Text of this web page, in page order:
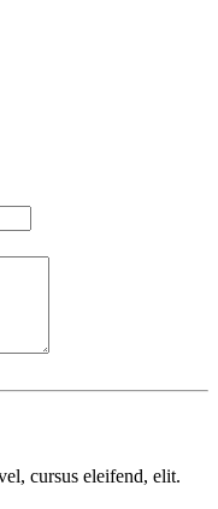
cursus eleifend, elit.